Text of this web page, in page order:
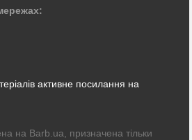
активне посилання на
на Barb.ua, призначена тільки